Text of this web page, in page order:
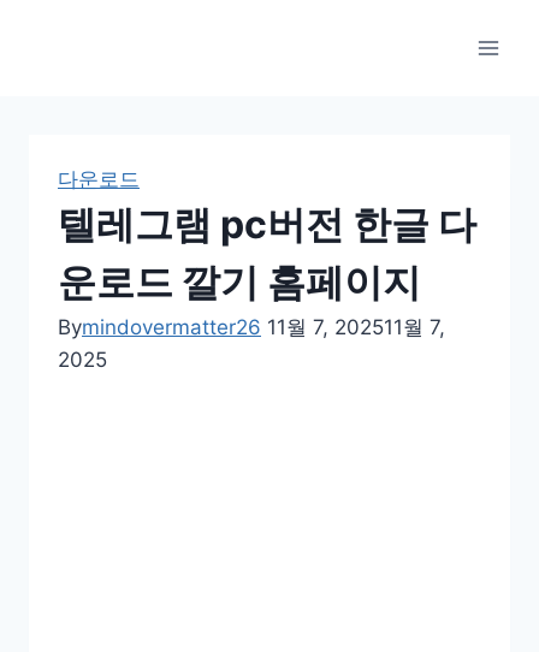
다운로드
텔레그램 pc버전 한글 다
운로드 깔기 홈페이지
Bymindovermatter26 11월 7, 202511월 7,
2025